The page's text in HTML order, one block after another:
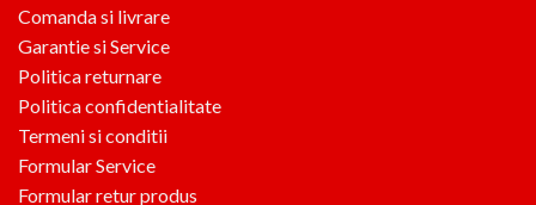
Comanda si livrare
Garantie si Service
Politica returnare
Politica confidentialitate
Termeni si conditii
Formular Service
Formular retur produs